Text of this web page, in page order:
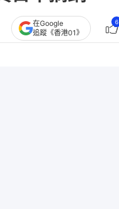
在Google
追蹤《香港01》
6